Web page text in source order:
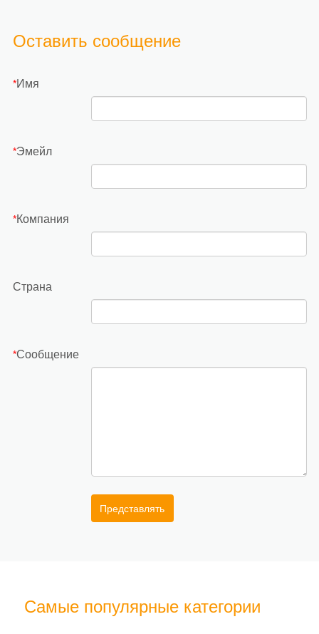
Оставить сообщение
*Имя
*Эмейл
*Компания
Страна
*Сообщение
Представлять
Самые популярные категории